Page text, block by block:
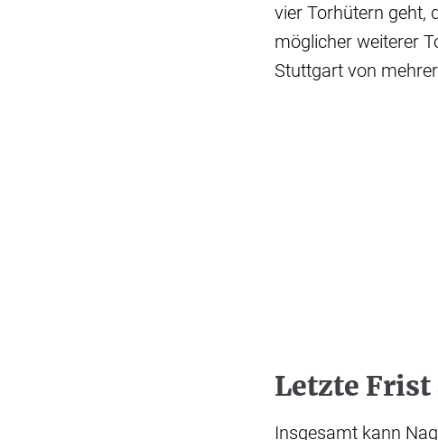
vier Torhütern geht,
möglicher weiterer
Stuttgart von
Letzte Frist
Insgesamt kann